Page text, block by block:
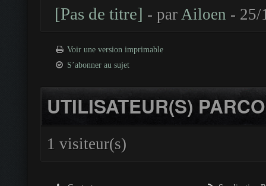
[Pas de titre] - par Ailoen - 25/
Voir une version imprimable
S’abonner au sujet
UTILISATEUR(S)
1 visiteur(s)